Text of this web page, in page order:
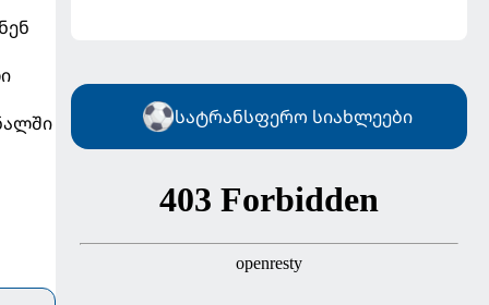
სატრანსფერო სიახლეები